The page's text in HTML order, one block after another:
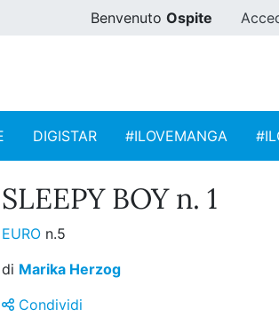
Benvenuto Ospite
DIGISTAR #ILOVEMANGA
SLEEPY BOY n. 1
EURO n.5
di Marika Herzog
Condividi